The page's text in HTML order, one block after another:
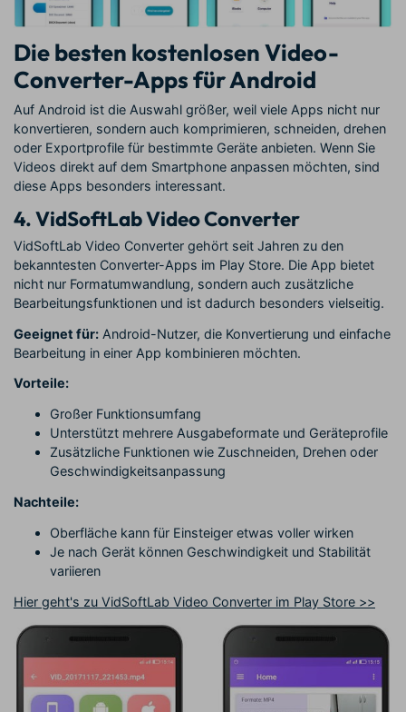
Die besten kostenlosen Video-
Converter-Apps für Android
Auf Android ist die Auswahl größer, weil viele Apps nicht nur
konvertieren, sondern auch komprimieren, schneiden, drehen
oder Exportprofile für bestimmte Geräte anbieten. Wenn Sie
Videos direkt auf dem Smartphone anpassen möchten, sind
diese Apps besonders interessant.
4. VidSoftLab Video Converter
VidSoftLab Video Converter gehört seit Jahren zu den
bekanntesten Converter-Apps im Play Store. Die App bietet
nicht nur Formatumwandlung, sondern auch zusätzliche
Bearbeitungsfunktionen und ist dadurch besonders vielseitig.
Geeignet für: Android-Nutzer, die Konvertierung und einfache
Bearbeitung in einer App kombinieren möchten.
Vorteile:
Großer Funktionsumfang
Unterstützt mehrere Ausgabeformate und Geräteprofile
Zusätzliche Funktionen wie Zuschneiden, Drehen oder
Geschwindigkeitsanpassung
Nachteile:
Oberfläche kann für Einsteiger etwas voller wirken
Je nach Gerät können Geschwindigkeit und Stabilität
variieren
Hier geht's zu VidSoftLab Video Converter im Play Store >>